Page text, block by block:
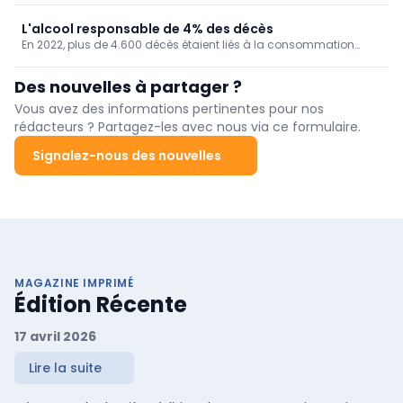
L'alcool responsable de 4% des décès
En 2022, plus de 4.600 décès étaient liés à la consommation
Bruxelles-Capitale.
Des nouvelles à partager ?
Vous avez des informations pertinentes pour nos
rédacteurs ? Partagez-les avec nous via ce formulaire.
Signalez-nous des nouvelles
MAGAZINE IMPRIMÉ
Édition Récente
17 avril 2026
Lire la suite